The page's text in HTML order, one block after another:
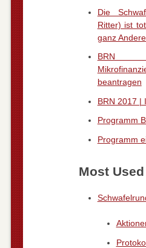
Die
Ritter) ist
ganz
BRN
beantragen
BRN 2017 |
Programm
Programm
Most